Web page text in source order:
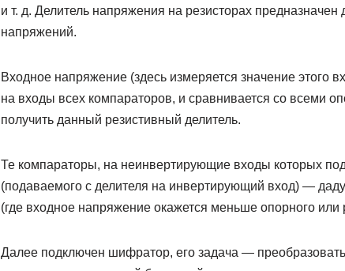
и т. д. Делитель напряжения на резисторах
напряжений.
Входное напряжение (здесь измеряется значение этого
на входы всех компараторов, и сравнивается со всеми
получить данный резистивный делитель.
Те компараторы, на неинвертирующие входы которых
(подаваемого с делителя на инвертирующий вход) —
(где входное напряжение окажется меньше опорного
Далее подключен шифратор, его задача —